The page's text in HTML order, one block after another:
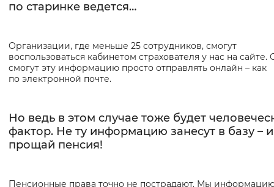
по старинке ведется…
Организации, где меньше 25 сотрудников, смогут
воспользоваться кабинетом страхователя у нас на сайте.
смогут эту информацию просто отправлять онлайн – как
по электронной почте.
Но ведь в этом случае тоже будет
фактор. Не ту информацию занесут в базу – и
прощай пенсия!
Пенсионные права точно не пострадают. Мы